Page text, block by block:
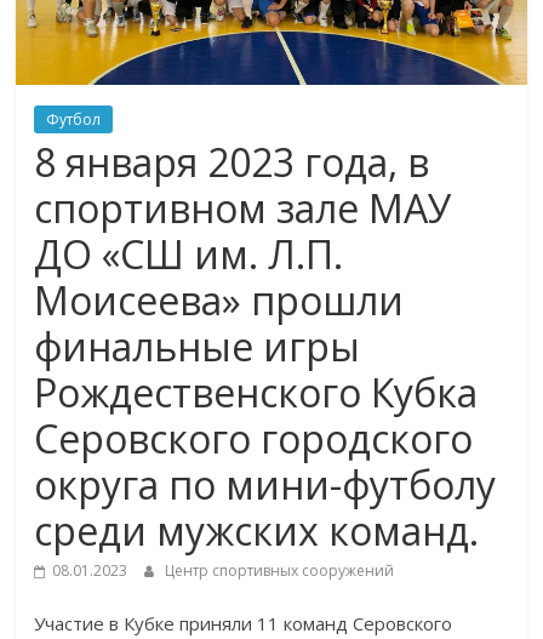
Футбол
8 января 2023 года, в
спортивном зале МАУ
ДО «СШ им. Л.П.
Моисеева» прошли
финальные игры
Рождественского Кубка
Серовского городского
округа по мини-футболу
среди мужских команд.
08.01.2023 Центр спортивных сооружений
Участие в Кубке приняли 11 команд Серовского